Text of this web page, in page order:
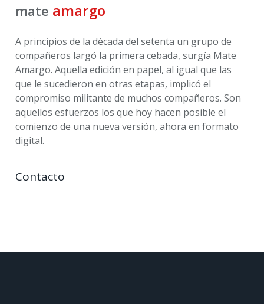
mate amargo
A principios de la década del setenta un grupo de
compañeros largó la primera cebada, surgía Mate
Amargo. Aquella edición en papel, al igual que las
que le sucedieron en otras etapas, implicó el
compromiso militante de muchos compañeros. Son
aquellos esfuerzos los que hoy hacen posible el
comienzo de una nueva versión, ahora en formato
digital.
Contacto